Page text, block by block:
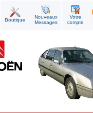
Boutique
Nouveaux
Messages
Votre
compte